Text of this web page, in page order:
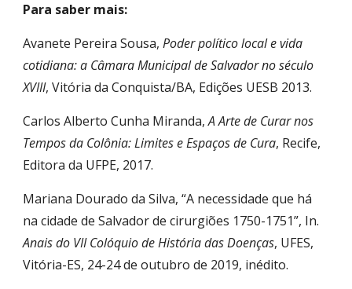
Para saber mais:
Avanete Pereira Sousa, Poder político local e vida
cotidiana: a Câmara Municipal de Salvador no século
XVIII, Vitória da Conquista/BA, Edições UESB 2013.
Carlos Alberto Cunha Miranda, A Arte de Curar nos
Tempos da Colônia: Limites e Espaços de Cura, Recife,
Editora da UFPE, 2017.
Mariana Dourado da Silva, “A necessidade que há
Anais do VII Colóquio de História das Doenças, UFES,
Vitória-ES, 24-24 de outubro de 2019, inédito.